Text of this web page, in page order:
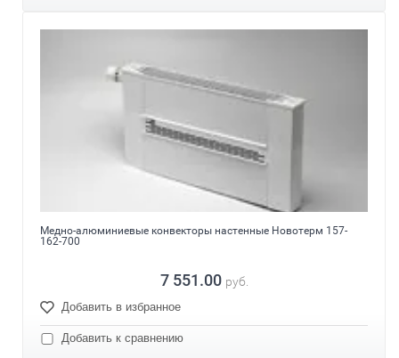
Медно-алюминиевые конвекторы настенные Новотерм 157-
162-700
7 551.00 руб.
Добавить в избранное
Добавить к сравнению